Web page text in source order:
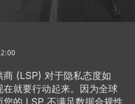
(LSP) 对于隐私态度如
就要行动起来。因为全球
的 LSP 不满足数据合规性